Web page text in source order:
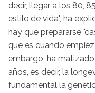
decir, llegar a los 80,
estilo de vida", ha
hay que prepararse
que es cuando
embargo, ha
años, es decir, la
fundamental la